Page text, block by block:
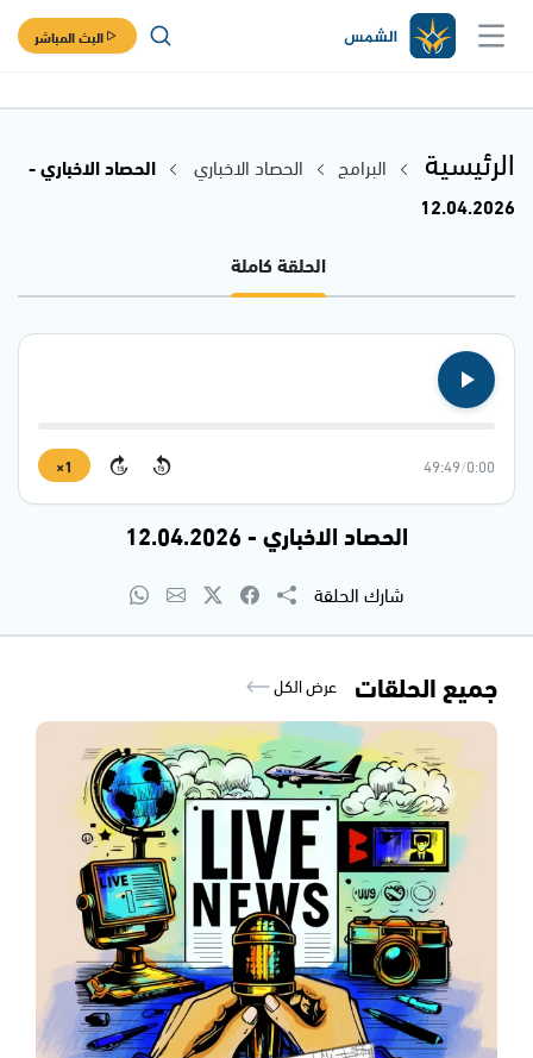
البث المباشر
الرئيسية البرامج الحصاد الاخباري
الحصاد الاخباري -
12.04.2026
الحلقة كاملة
0:00
/
49:49
15
15
1×
الحصاد الاخباري - 12.04.2026
شارك الحلقة
جميع الحلقات عرض الكل